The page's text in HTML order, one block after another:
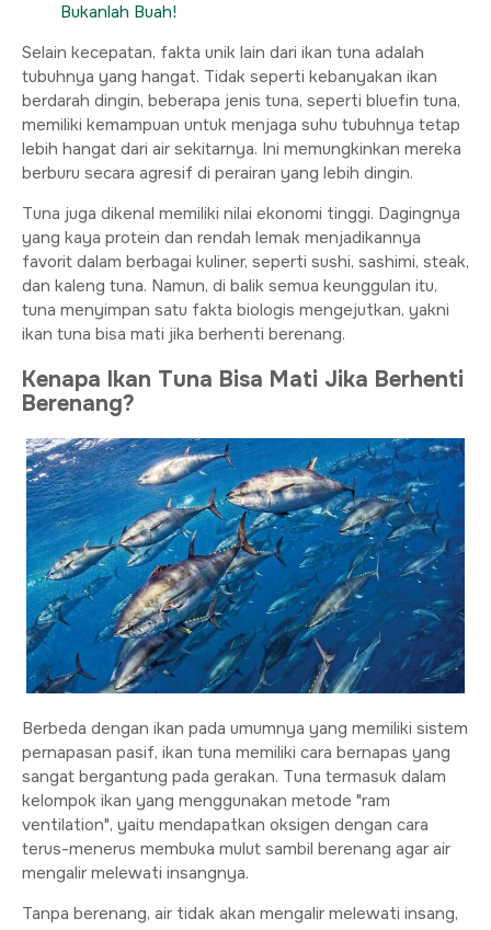
Bukanlah Buah!
Selain kecepatan, fakta unik lain dari ikan tuna adalah
tubuhnya yang hangat. Tidak seperti kebanyakan ikan
berdarah dingin, beberapa jenis tuna, seperti bluefin tuna,
memiliki kemampuan untuk menjaga suhu tubuhnya tetap
lebih hangat dari air sekitarnya. Ini memungkinkan mereka
berburu secara agresif di perairan yang lebih dingin.
Tuna juga dikenal memiliki nilai ekonomi tinggi. Dagingnya
yang kaya protein dan rendah lemak menjadikannya
favorit dalam berbagai kuliner, seperti sushi, sashimi, steak,
dan kaleng tuna. Namun, di balik semua keunggulan itu,
tuna menyimpan satu fakta biologis mengejutkan, yakni
ikan tuna bisa mati jika berhenti berenang.
Kenapa Ikan Tuna Bisa Mati Jika Berhenti
Berenang?
Berbeda dengan ikan pada umumnya yang memiliki sistem
pernapasan pasif, ikan tuna memiliki cara bernapas yang
sangat bergantung pada gerakan. Tuna termasuk dalam
kelompok ikan yang menggunakan metode "ram
ventilation", yaitu mendapatkan oksigen dengan cara
terus-menerus membuka mulut sambil berenang agar air
mengalir melewati insangnya.
Tanpa berenang, air tidak akan mengalir melewati insang,